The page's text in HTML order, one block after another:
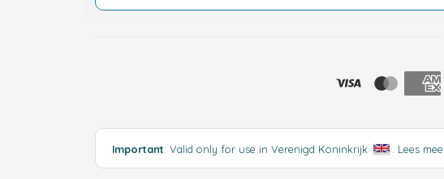
Important: Valid only for use in Verenigd Koninkrijk . Lees